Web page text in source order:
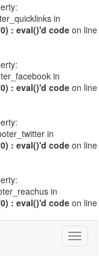
in
: eval()'d codeon line
in
: eval()'d codeon line
in
: eval()'d codeon line
in
: eval()'d codeon line